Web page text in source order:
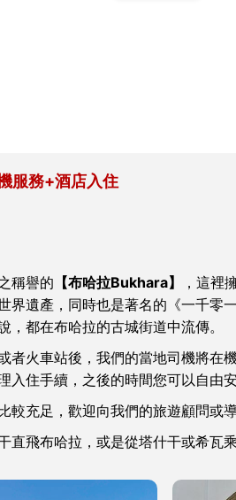
服務+酒店入住
稱譽的 【布哈拉Bukhara】
，這裡
界遺產，同時也是著名的《一千零
，都在布哈拉的古城街道中流傳。
者火車站後，我們的當地司機將在
入住手續，之後的時間您可以自由安
較充足，歡迎向我們的旅遊顧問或
直飛布哈拉，或是從塔什干或希瓦